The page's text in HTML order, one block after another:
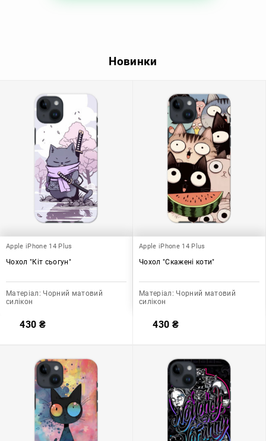
Новинки
Apple iPhone 14 Plus
Чохол "Кіт сьогун"
Матеріал: Чорний матовий
силікон
430 ₴
Apple iPhone 14 Plus
Чохол "Скажені коти"
Матеріал: Чорний матовий
силікон
430 ₴